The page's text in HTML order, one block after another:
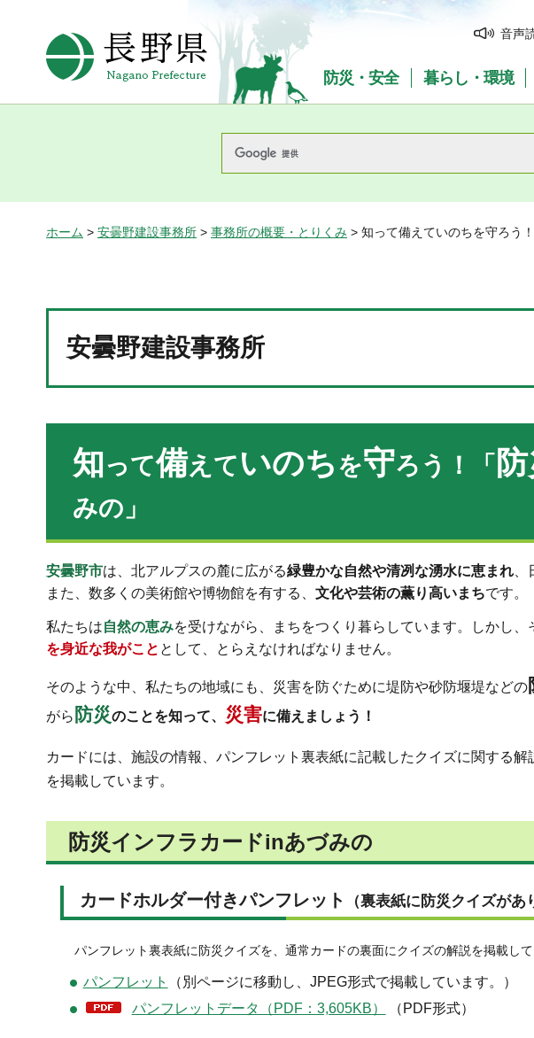
長野県Nagano Prefecture
音声
防災・安全 暮らし・環境
ホーム > 安曇野建設事務所 > 事務所の概要・とりくみ > 知って備えていのちを守ろう
安曇野建設事務所
知って備えていのちを守ろう！「
みの」
安曇野市は、北アルプスの麓に広がる緑豊かな自然や清冽な湧水に恵まれ
また、数多くの美術館や博物館を有する、 文化や芸術の薫り高いまちです。
私たちは自然の恵みを受けながら、まちをつくり暮らしています。しかし、
を身近な我がこと として、とらえなければなりません。
そのような中、私たちの地域にも、災害を防ぐために堤防や砂防堰堤などの
がら 防災のことを知って、 災害に備えましょう！
カードには、施設の情報、パンフレット裏表紙に記載したクイズに関する解
を掲載しています。
防災インフラカードinあづみの
カードホルダー付きパンフレット （裏表紙に防災クイズがあ
パンフレット裏表紙に防災クイズを、通常カードの裏面にクイズの解説を掲載して
パンフレット
（別ページに移動し、JPEG形式で掲載しています。）
パンフレットデータ（PDF：3,605KB）
（PDF形式）